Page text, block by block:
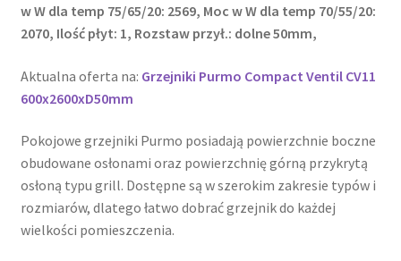
w W dla temp 75/65/20: 2569, Moc w W dla temp 70/55/20:
2070, Ilość płyt: 1, Rozstaw przył.: dolne 50mm,
Aktualna oferta na: Grzejniki Purmo Compact Ventil CV11
600x2600xD50mm
Pokojowe grzejniki Purmo posiadają powierzchnie boczne
obudowane osłonami oraz powierzchnię górną przykrytą
osłoną typu grill. Dostępne są w szerokim zakresie typów i
rozmiarów, dlatego łatwo dobrać grzejnik do każdej
wielkości pomieszczenia.